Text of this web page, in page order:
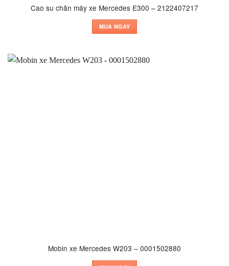
Cao su chân máy xe Mercedes E300 – 2122407217
MUA NGAY
Mobin xe Mercedes W203 – 0001502880